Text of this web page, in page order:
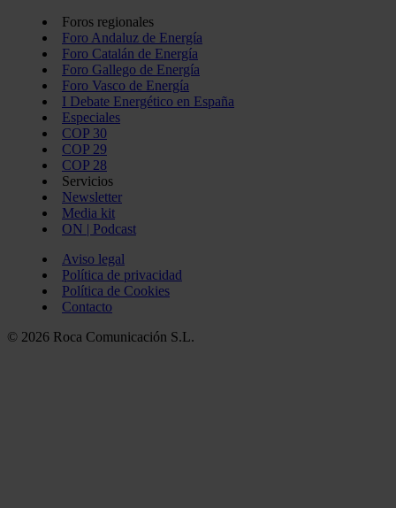
Foros regionales
Foro Andaluz de Energía
Foro Catalán de Energía
Foro Gallego de Energía
Foro Vasco de Energía
I Debate Energético en España
Especiales
COP 30
COP 29
COP 28
Servicios
Newsletter
Media kit
ON | Podcast
Aviso legal
Política de privacidad
Política de Cookies
Contacto
© 2026 Roca Comunicación S.L.